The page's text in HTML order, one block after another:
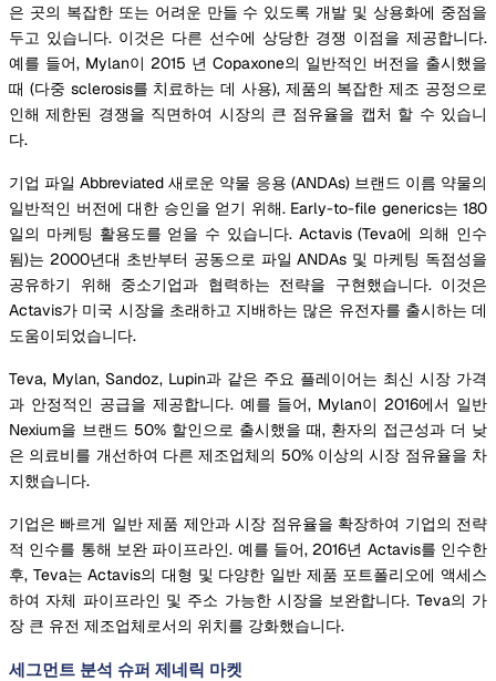
은 곳의 복잡한 또는 어려운 만들 수 있도록 개발 및 상용화에 중점을
두고 있습니다. 이것은 다른 선수에 상당한 경쟁 이점을 제공합니다.
예를 들어, Mylan이 2015 년 Copaxone의 일반적인 버전을 출시했을
때 (다중 sclerosis를 치료하는 데 사용), 제품의 복잡한 제조 공정으로
인해 제한된 경쟁을 직면하여 시장의 큰 점유율을 캡처 할 수 있습니
다.
기업 파일 Abbreviated 새로운 약물 응용 (ANDAs) 브랜드 이름 약물의
일반적인 버전에 대한 승인을 얻기 위해. Early-to-file generics는 180
일의 마케팅 활용도를 얻을 수 있습니다. Actavis (Teva에 의해 인수
됨)는 2000년대 초반부터 공동으로 파일 ANDAs 및 마케팅 독점성을
공유하기 위해 중소기업과 협력하는 전략을 구현했습니다. 이것은
Actavis가 미국 시장을 초래하고 지배하는 많은 유전자를 출시하는 데
도움이되었습니다.
Teva, Mylan, Sandoz, Lupin과 같은 주요 플레이어는 최신 시장 가격
과 안정적인 공급을 제공합니다. 예를 들어, Mylan이 2016에서 일반
Nexium을 브랜드 50% 할인으로 출시했을 때, 환자의 접근성과 더 낮
은 의료비를 개선하여 다른 제조업체의 50% 이상의 시장 점유율을 차
지했습니다.
기업은 빠르게 일반 제품 제안과 시장 점유율을 확장하여 기업의 전략
적 인수를 통해 보완 파이프라인. 예를 들어, 2016년 Actavis를 인수한
후, Teva는 Actavis의 대형 및 다양한 일반 제품 포트폴리오에 액세스
하여 자체 파이프라인 및 주소 가능한 시장을 보완합니다. Teva의 가
장 큰 유전 제조업체로서의 위치를 강화했습니다.
세그먼트 분석 슈퍼 제네릭 마켓